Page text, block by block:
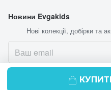
Новини Evgakids
Нові колекції, добірки та